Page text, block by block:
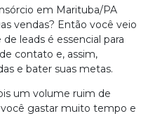
em Marituba/PA
vendas? Então você veio
leads é essencial para
contato e, assim,
e bater suas metas.
um volume ruim de
você gastar muito tempo e